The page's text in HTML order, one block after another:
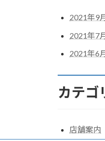
2021年9
2021年7
2021年6
カテゴ
店舗案内